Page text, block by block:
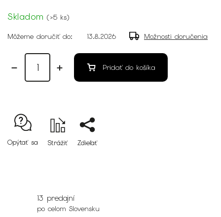
Skladom (>5 ks)
Môžeme doručiť do: 13.8.2026 Možnosti doručenia
Pridať do košíka
Opýtať sa Strážiť Zdieľať
13 predajní
po celom Slovensku